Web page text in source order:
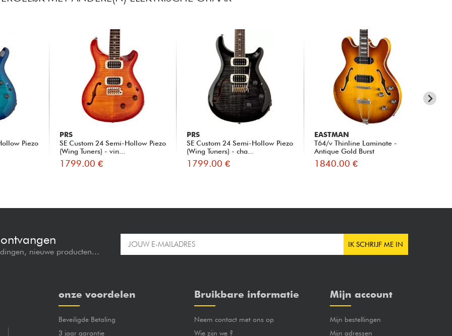
Piezo
PRS
SE Custom 24 Semi-Hollow Piezo
(Wing Tuners) - vin...
1799.00 €
PRS
SE Custom 24 Semi-Hollow Piezo
(Wing Tuners) - cha...
1799.00 €
EASTMAN
T64/v Thinline Laminate -
Antique Gold Burst
1840.00 €
nieuwe producten...
IK SCHRIJF ME IN
onze voordelen
Beveiligde Betaling
3 jaar garantie
Bruikbare informatie
Neem contact met ons op
Wie zijn we ?
Mijn account
Mijn bestellingen
Mijn adressen